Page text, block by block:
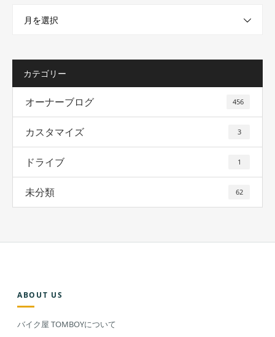
月を選択
カテゴリー
オーナーブログ 456
カスタマイズ 3
ドライブ 1
未分類 62
ABOUT US
バイク屋 TOMBOYについて